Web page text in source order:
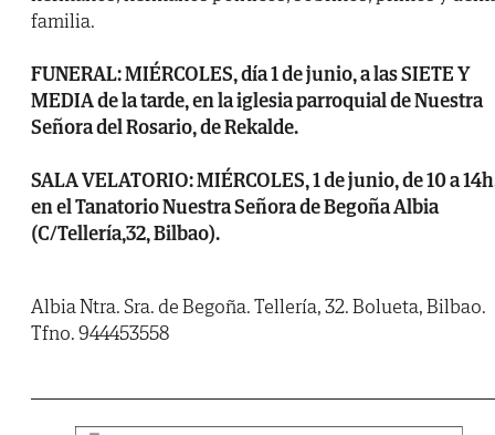
familia.
FUNERAL: MIÉRCOLES, día 1 de junio, a las SIETE Y
MEDIA de la tarde, en la iglesia parroquial de Nuestra
Señora del Rosario, de Rekalde.
SALA VELATORIO: MIÉRCOLES, 1 de junio, de 10 a
en el Tanatorio Nuestra Señora de Begoña Albia
(C/Tellería,32, Bilbao).
Albia Ntra. Sra. de Begoña. Tellería, 32. Bolueta, Bilbao.
Tfno. 944453558